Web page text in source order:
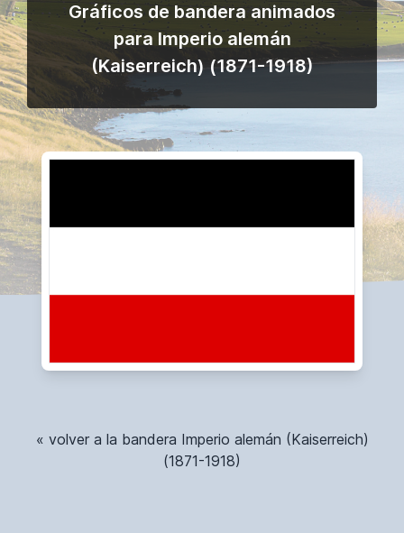
Gráficos de bandera animados
para Imperio alemán
(Kaiserreich) (1871-1918)
« volver a la bandera Imperio alemán (Kaiserreich)
(1871-1918)